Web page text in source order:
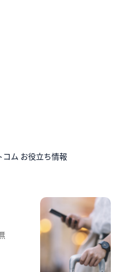
ム お役立ち情報